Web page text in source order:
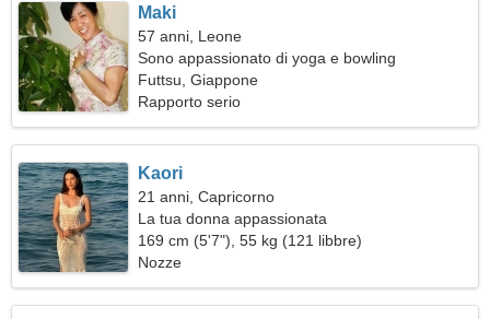
Maki
57 anni, Leone
Sono appassionato di yoga e bowling
Futtsu, Giappone
Rapporto serio
Kaori
21 anni, Capricorno
La tua donna appassionata
169 cm (5'7"), 55 kg (121 libbre)
Nozze